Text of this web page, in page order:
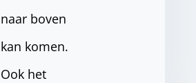
naar boven
kan komen.
Ook het